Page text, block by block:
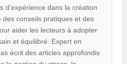
d’expérience dans la création
conseils pratiques et des
aider les lecteurs à adopter
et équilibré. Expert en
écrit des articles approfondis